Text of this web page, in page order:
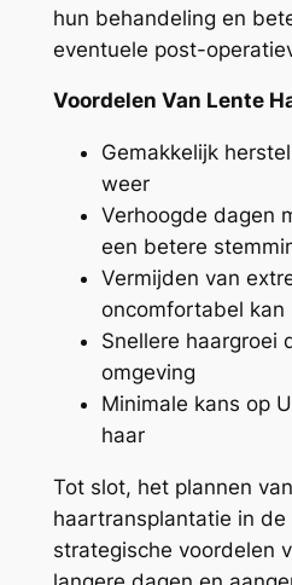
hun behandeling en
eventuele post-
Voordelen Van Lente
Gemakkelijk
weer
Verhoogde dagen
een betere
Vermijden van
oncomfortabel kan
Snellere haargroei
omgeving
Minimale kans op
haar
Tot slot, het plannen
haartransplantatie in
strategische voordelen